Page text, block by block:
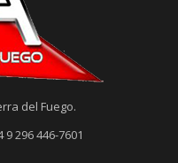
del Fuego.
296 446-7601